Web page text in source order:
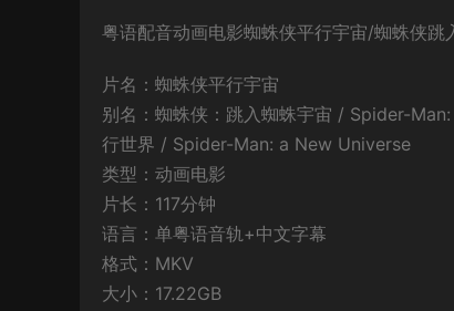
粤语配音动画电影蜘蛛侠平行宇宙/蜘蛛侠跳
片名：蜘蛛侠平行宇宙
别名：蜘蛛侠：跳入蜘蛛宇宙 / Spider-
行世界 / Spider-Man: a New Universe
类型：动画电影
片长：117分钟
语言：单粤语音轨+中文字幕
格式：MKV
大小：17.22GB